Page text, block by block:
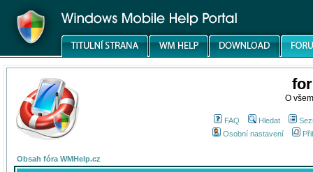
O
FAQ Hledat
Osobní nastavení
Obsah fóra WMHelp.cz